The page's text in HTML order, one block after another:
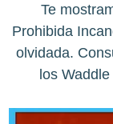
Te
Prohibida
olvidada.
los